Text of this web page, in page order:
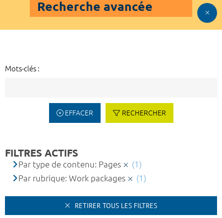
Recherche avancée
Mots-clés :
EFFACER RECHERCHER
FILTRES ACTIFS
Par type de contenu: Pages
(1)
Par rubrique: Work packages
(1)
RETIRER TOUS LES FILTRES